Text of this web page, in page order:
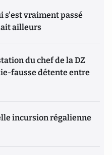
s'est vraiment passé
ailleurs
du chef de la DZ
fausse détente entre
incursion régalienne